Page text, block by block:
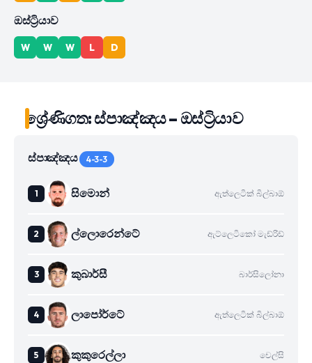
ඔස්ට්‍රියාව
W W W L D
ශ්‍රේණිගත: ස්පාඤ්ඤය – ඔස්ට්‍රියාව
ස්පාඤ්ඤය 4-3-3
සිමොන් ඇත්ලෙටික් බිල්බාඕ
ල්ලොරෙන්ටේ ඇට්ලෙටිකෝ මැඩ්රිඩ්
කුබාර්සී බාර්සිලෝනා
ලාපෝර්ටේ ඇත්ලෙටික් බිල්බාඕ
කුකුරෙල්ලා චෙල්සි